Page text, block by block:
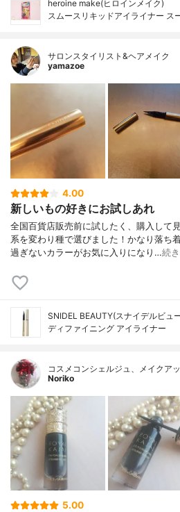
heroine make(ヒロインメイク)
スムースリキッドアイライナー ス
サロンスタイリスト&ヘアメイク
yamazoe
4.00
新しいもの好きにお試しあれ
全国百貨店販売前に試したく、購入して
系を変わり種で選びました！かなり落ち
過ぎないカラーがお気に入りになり…続
SNIDEL BEAUTY(スナイデルビュ
ディファイニング アイライナー
コスメコンシェルジュ、メイクア
Noriko
5.00